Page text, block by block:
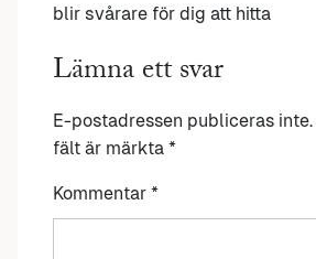
blir svårare för dig att hitta
Lämna ett svar
E-postadressen publiceras inte.
fält är märkta *
Kommentar *